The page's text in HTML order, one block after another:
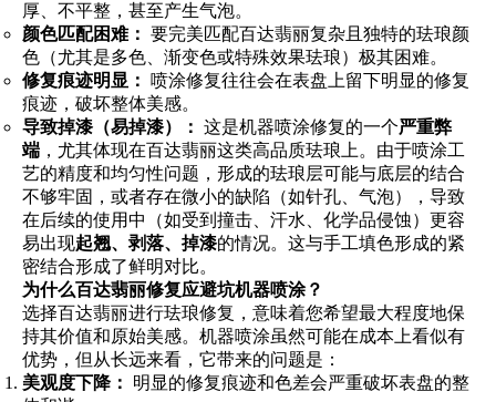
厚、不平整，甚至产生气泡。
颜色匹配困难： 要完美匹配百达翡丽复杂且独特的珐琅颜
色（尤其是多色、渐变色或特殊效果珐琅）极其困难。
修复痕迹明显：
喷涂修复往往会在表盘上留下明显的修复
痕迹，破坏整体美感。
导致掉漆（易掉漆）： 这是机器喷涂修复的一个严重弊
端 ，尤其体现在百达翡丽这类高品质珐琅上。由于喷涂工
艺的精度和均匀性问题，形成的珐琅层可能与底层的结合
不够牢固，或者存在微小的缺陷（如针孔、气泡），导致
在后续的使用中（如受到撞击、汗水、化学品侵蚀）更容
易出现起翘、剥落、掉漆的情况。这与手工填色形成的紧
密结合形成了鲜明对比。
为什么百达翡丽修复应避坑机器喷涂？
选择百达翡丽进行珐琅修复，意味着您希望最大程度地保
持其价值和原始美感。机器喷涂虽然可能在成本上看似有
优势，但从长远来看，它带来的问题是：
美观度下降：
明显的修复痕迹和色差会严重破坏表盘的整